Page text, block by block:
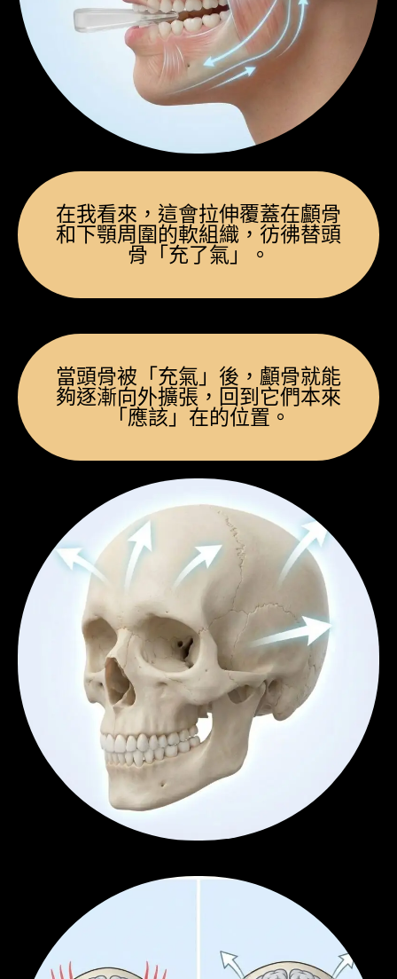
在我看來，這會拉伸覆蓋在顱骨
和下顎周圍的軟組織，彷彿替頭
骨「充了氣」。
當頭骨被「充氣」後，顱骨就能
夠逐漸向外擴張，回到它們本來
「應該」在的位置。